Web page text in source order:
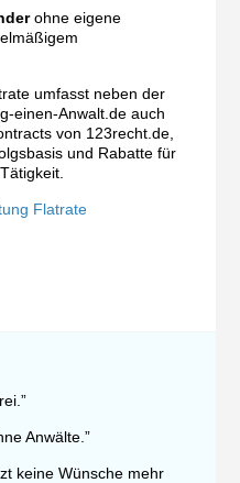
ohne eigene
umfasst neben der
einen-Anwalt.de auch
von 123recht.de,
und Rabatte für
Flatrate
Anwälte.”
keine Wünsche mehr